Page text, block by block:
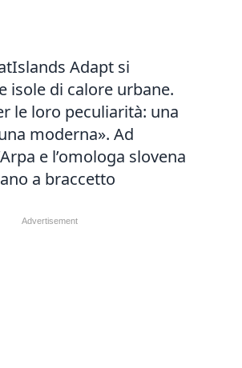
Adapt si
isole di calore urbane.
le loro peculiarità: una
moderna». Ad
e l’omologa slovena
a braccetto